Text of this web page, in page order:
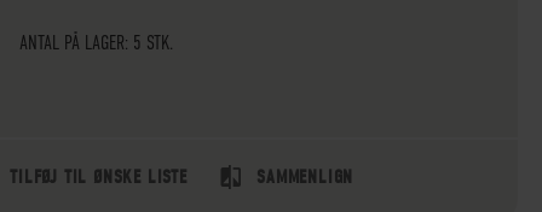
ANTAL PÅ LAGER: 5 STK.
TILFØJ TIL ØNSKE LISTE SAMMENLIGN